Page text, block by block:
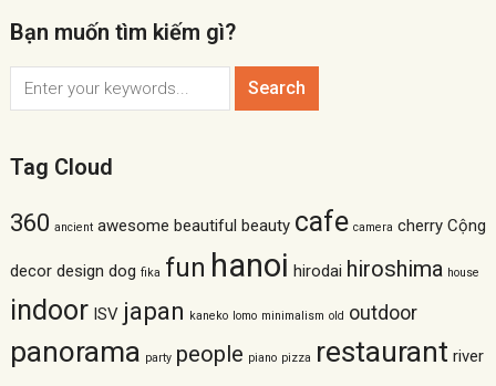
Bạn muốn tìm kiếm gì?
Tag Cloud
360 ancient awesome beautiful beauty cafe camera cherry Cộng
decor design dog fika fun hanoi hirodai hiroshima house
indoor ISV japan kaneko lomo minimalism old outdoor
panorama party people piano pizza restaurant river